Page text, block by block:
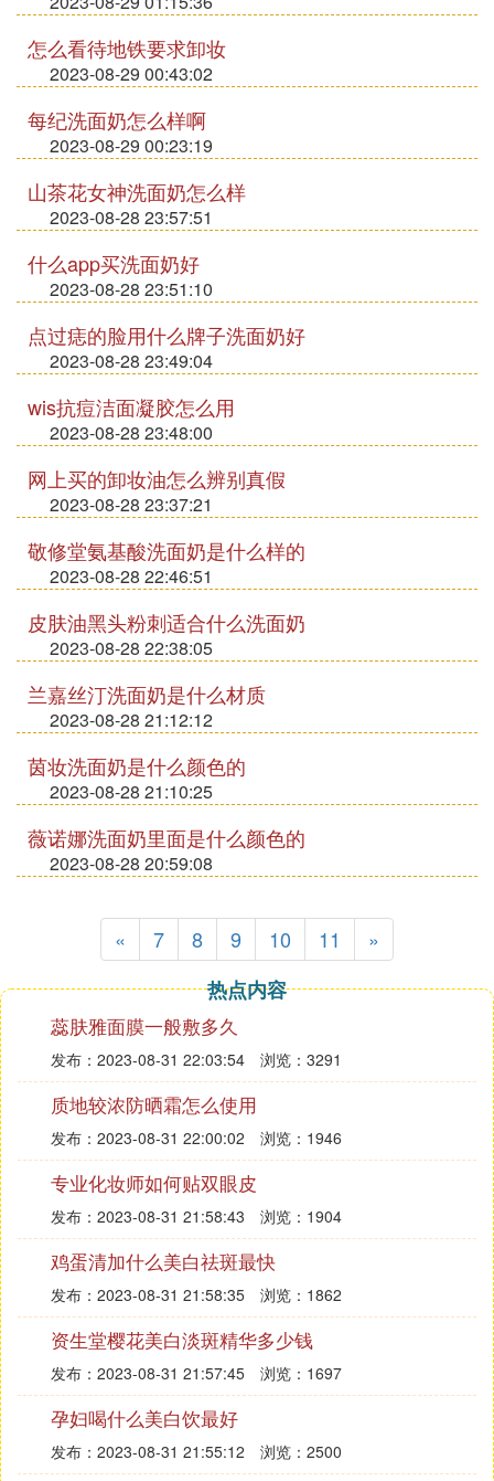
怎么看待地铁要求卸妆
2023-08-29 00:43:02
每纪洗面奶怎么样啊
2023-08-29 00:23:19
山茶花女神洗面奶怎么样
2023-08-28 23:57:51
什么app买洗面奶好
2023-08-28 23:51:10
点过痣的脸用什么牌子洗面奶好
2023-08-28 23:49:04
wis抗痘洁面凝胶怎么用
2023-08-28 23:48:00
网上买的卸妆油怎么辨别真假
2023-08-28 23:37:21
敬修堂氨基酸洗面奶是什么样的
2023-08-28 22:46:51
皮肤油黑头粉刺适合什么洗面奶
2023-08-28 22:38:05
兰嘉丝汀洗面奶是什么材质
2023-08-28 21:12:12
茵妆洗面奶是什么颜色的
2023-08-28 21:10:25
薇诺娜洗面奶里面是什么颜色的
2023-08-28 20:59:08
« 7 8 9 10 11
»
热点内容
蕊肤雅面膜一般敷多久
发布：2023-08-31 22:03:54 浏览：3291
质地较浓防晒霜怎么使用
发布：2023-08-31 22:00:02 浏览：1946
专业化妆师如何贴双眼皮
发布：2023-08-31 21:58:43 浏览：1904
鸡蛋清加什么美白祛斑最快
发布：2023-08-31 21:58:35 浏览：1862
资生堂樱花美白淡斑精华多少钱
发布：2023-08-31 21:57:45 浏览：1697
孕妇喝什么美白饮最好
发布：2023-08-31 21:55:12 浏览：2500